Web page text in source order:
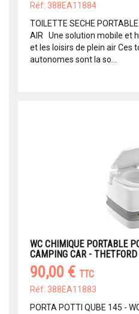
Réf: 388EA11884
TOILETTE SECHE
AIR Une solution mobile et
et les loisirs de plein air Ces
autonomes sont la so...
WC CHIMIQUE PORTABLE
CAMPING CAR - THETFORD
90,00 € TTC
Réf: 388EA11883
PORTA POTTI QUBE 145 -